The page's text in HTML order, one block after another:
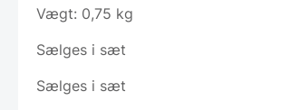
Vægt: 0,75 kg
Sælges i sæt
Sælges i sæt